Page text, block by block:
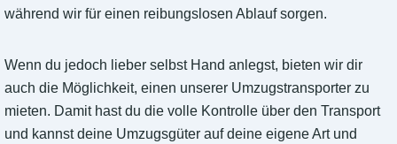
während wir für einen reibungslosen Ablauf sorgen.
Wenn du jedoch lieber selbst Hand anlegst, bieten wir dir
auch die Möglichkeit, einen unserer Umzugstransporter zu
mieten. Damit hast du die volle Kontrolle über den Transport
und kannst deine Umzugsgüter auf deine eigene Art und